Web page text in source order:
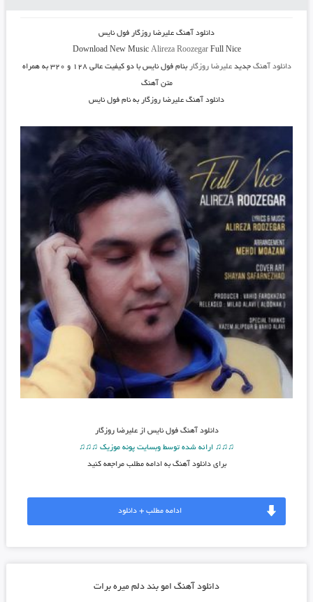
دانلود آهنگ علیرضا روزگار فول نایس
Download New Music Alireza RoozegarFull Nice
دانلود آهنگ جدیدعلیرضا روزگار بنام فول نایس
با دو کیفیت عالی ۱۲۸ و ۳۲۰ به همراه
متن آهنگ
دانلود آهنگ علیرضا روزگار به نام فول نایس
دانلود آهنگ فول نایس از علیرضا روزگار
♫♫♫ ارائه شده توسط وبسایت پونه موزیک ♫♫♫
برای دانلود آهنگ به ادامه مطلب مراجعه کنید
ادامه مطلب + دانلود
دانلود آهنگ امو بند دلم میره برات